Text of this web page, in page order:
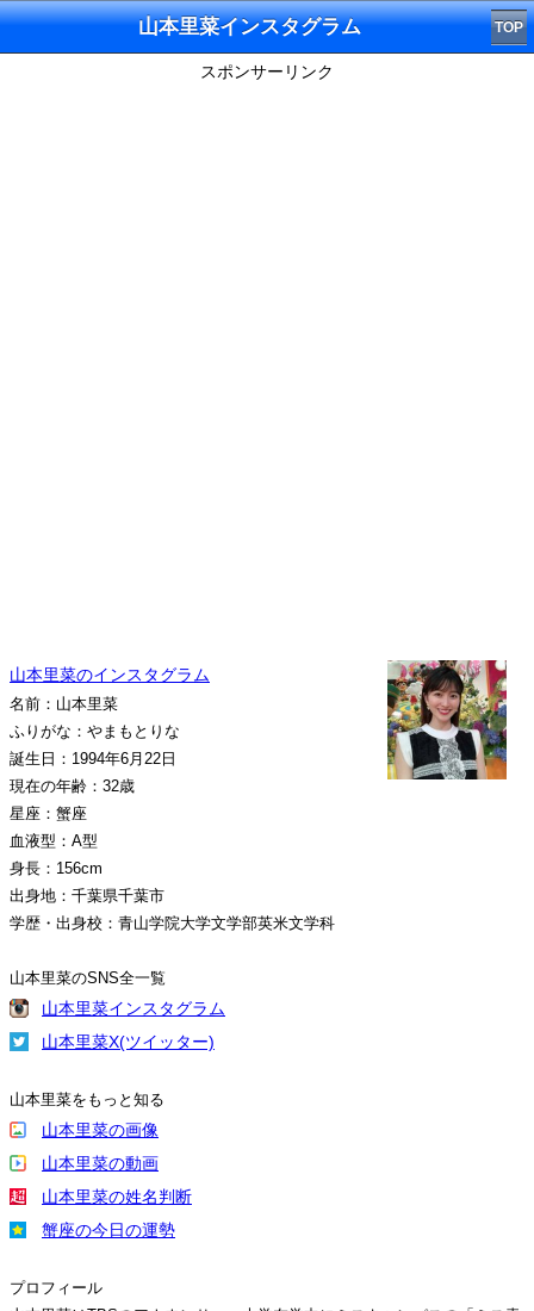
山本里菜インスタグラム TOP
スポンサーリンク
山本里菜のインスタグラム
名前：山本里菜
ふりがな：やまもとりな
誕生日：1994年6月22日
現在の年齢：32歳
星座：蟹座
血液型：A型
身長：156cm
出身地：千葉県千葉市
学歴・出身校：青山学院大学文学部英米文学科
山本里菜のSNS全一覧
山本里菜インスタグラム
山本里菜X(ツイッター)
山本里菜をもっと知る
山本里菜の画像
山本里菜の動画
山本里菜の姓名判断
蟹座の今日の運勢
プロフィール